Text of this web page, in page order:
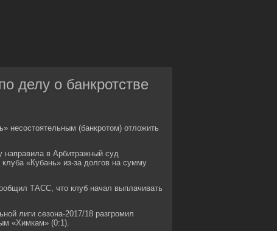
делу о банкротстве
несостоятельным (банкротом) отложить
направила в Арбитражный суд
«Кубань» из-за долгов на сумму
ТАСС, что клуб начал выплачивать
лиги сезона-2017/18 разгромил
«Химкам» (0:1).